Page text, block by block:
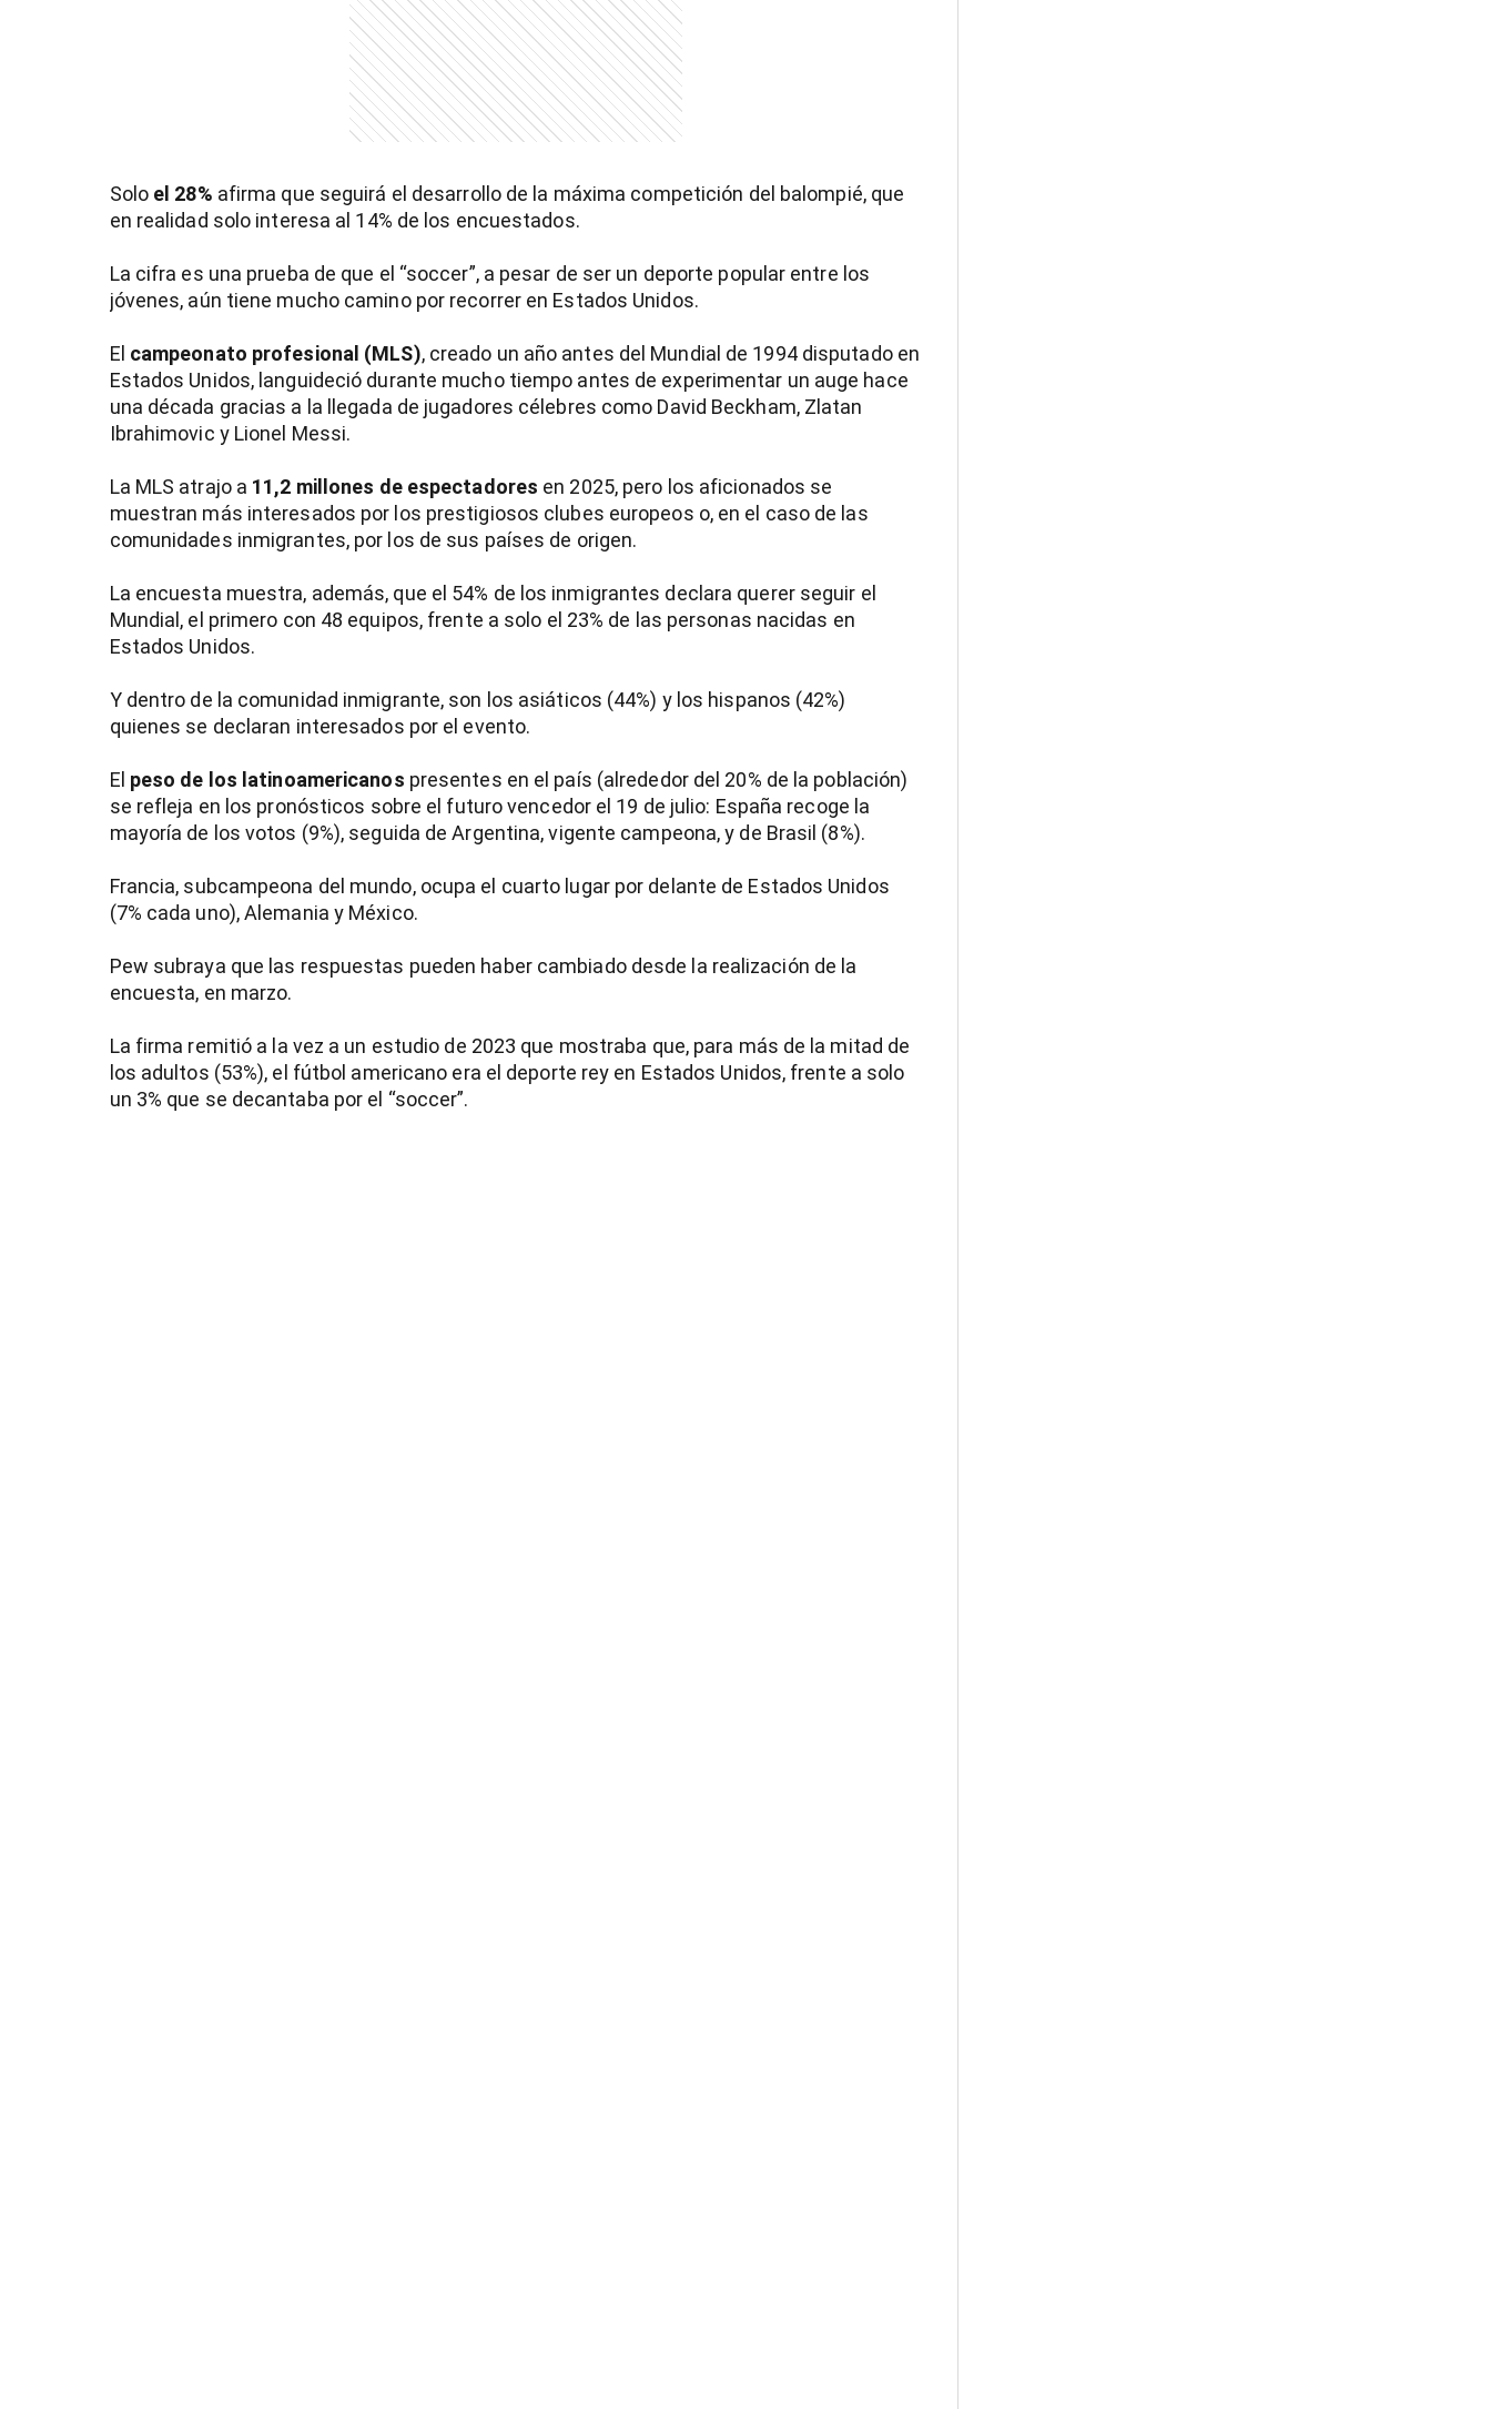
Solo el 28% afirma que seguirá el desarrollo de la máxima competición del balompié, que
en realidad solo interesa al 14% de los encuestados.
La cifra es una prueba de que el “soccer”, a pesar de ser un deporte popular entre los
jóvenes, aún tiene mucho camino por recorrer en Estados Unidos.
El campeonato profesional (MLS), creado un año antes del Mundial de 1994 disputado en
Estados Unidos, languideció durante mucho tiempo antes de experimentar un auge hace
una década gracias a la llegada de jugadores célebres como David Beckham, Zlatan
Ibrahimovic y Lionel Messi.
La MLS atrajo a 11,2 millones de espectadores en 2025, pero los aficionados se
muestran más interesados por los prestigiosos clubes europeos o, en el caso de las
comunidades inmigrantes, por los de sus países de origen.
La encuesta muestra, además, que el 54% de los inmigrantes declara querer seguir el
Mundial, el primero con 48 equipos, frente a solo el 23% de las personas nacidas en
Estados Unidos.
Y dentro de la comunidad inmigrante, son los asiáticos (44%) y los hispanos (42%)
quienes se declaran interesados por el evento.
El peso de los latinoamericanos presentes en el país (alrededor del 20% de la población)
se refleja en los pronósticos sobre el futuro vencedor el 19 de julio: España recoge la
mayoría de los votos (9%), seguida de Argentina, vigente campeona, y de Brasil (8%).
Francia, subcampeona del mundo, ocupa el cuarto lugar por delante de Estados Unidos
(7% cada uno), Alemania y México.
Pew subraya que las respuestas pueden haber cambiado desde la realización de la
encuesta, en marzo.
La firma remitió a la vez a un estudio de 2023 que mostraba que, para más de la mitad de
los adultos (53%), el fútbol americano era el deporte rey en Estados Unidos, frente a solo
un 3% que se decantaba por el “soccer”.